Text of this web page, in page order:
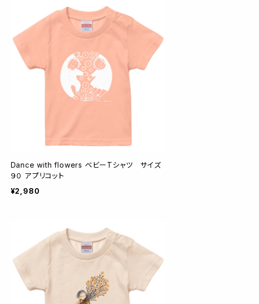
Dance with flowers ベビーTシャツ サイズ
９０ アプリコット
¥2,980